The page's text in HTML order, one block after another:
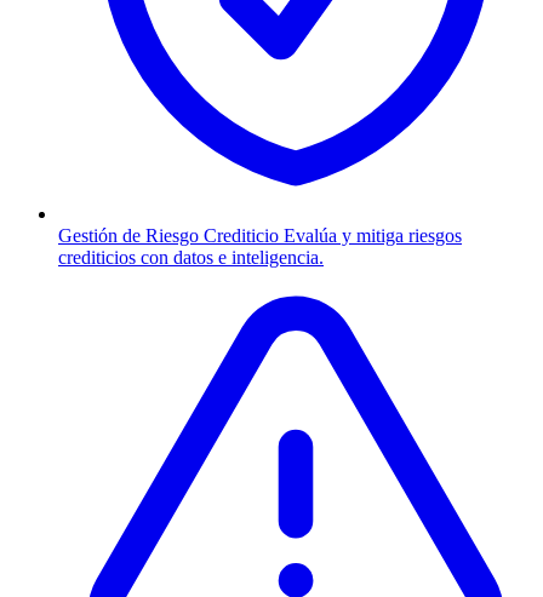
Gestión de Riesgo Crediticio Evalúa y mitiga riesgos
crediticios con datos e inteligencia.